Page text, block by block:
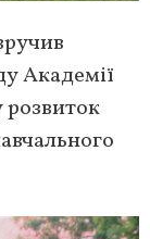
Академії
розвиток